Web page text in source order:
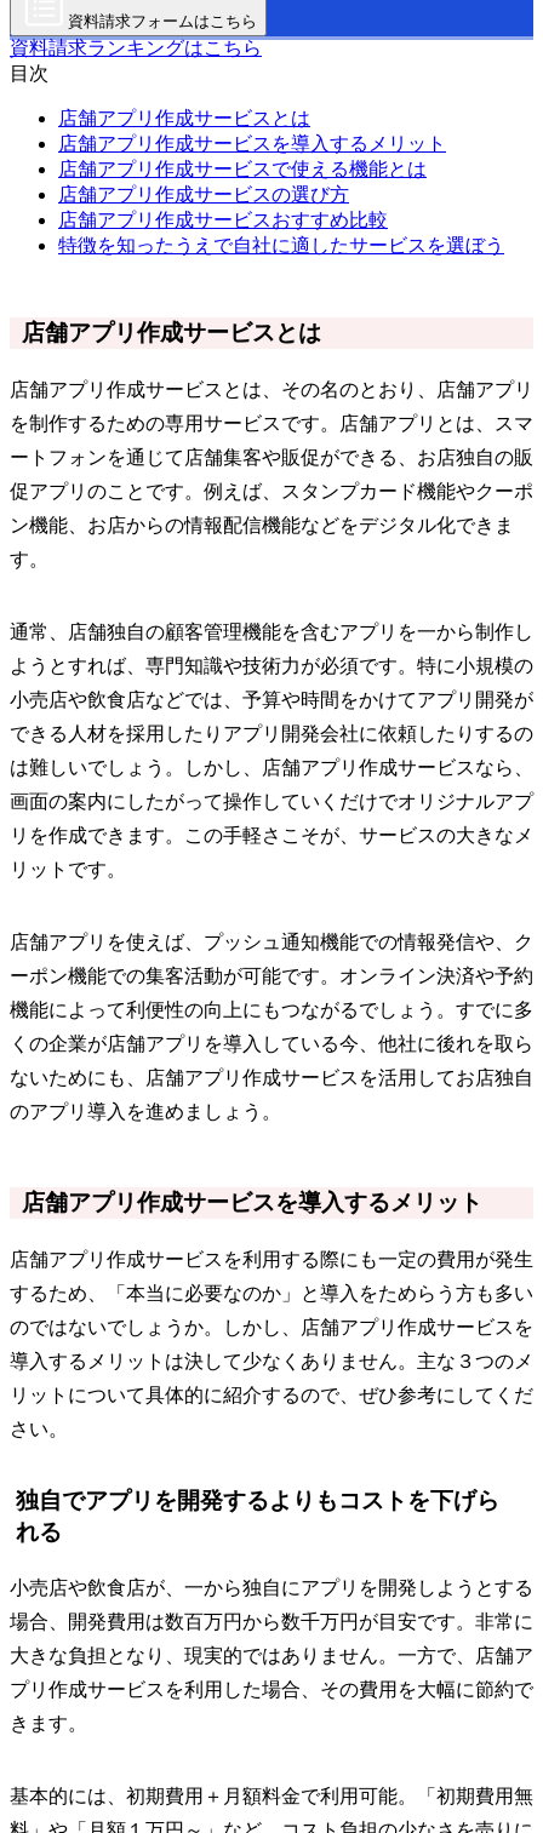
資料請求フォームはこちら
資料請求ランキングはこちら
目次
店舗アプリ作成サービスとは
店舗アプリ作成サービスを導入するメリット
店舗アプリ作成サービスで使える機能とは
店舗アプリ作成サービスの選び方
店舗アプリ作成サービスおすすめ比較
特徴を知ったうえで自社に適したサービスを選ぼう
店舗アプリ作成サービスとは
店舗アプリ作成サービスとは、その名のとおり、店舗アプリ
を制作するための専用サービスです。店舗アプリとは、スマ
ートフォンを通じて店舗集客や販促ができる、お店独自の販
促アプリのことです。例えば、スタンプカード機能やクーポ
ン機能、お店からの情報配信機能などをデジタル化できま
す。
通常、店舗独自の顧客管理機能を含むアプリを一から制作し
ようとすれば、専門知識や技術力が必須です。特に小規模の
小売店や飲食店などでは、予算や時間をかけてアプリ開発が
できる人材を採用したりアプリ開発会社に依頼したりするの
は難しいでしょう。しかし、店舗アプリ作成サービスなら、
画面の案内にしたがって操作していくだけでオリジナルアプ
リを作成できます。この手軽さこそが、サービスの大きなメ
リットです。
店舗アプリを使えば、プッシュ通知機能での情報発信や、ク
ーポン機能での集客活動が可能です。オンライン決済や予約
機能によって利便性の向上にもつながるでしょう。すでに多
くの企業が店舗アプリを導入している今、他社に後れを取ら
ないためにも、店舗アプリ作成サービスを活用してお店独自
のアプリ導入を進めましょう。
店舗アプリ作成サービスを導入するメリット
店舗アプリ作成サービスを利用する際にも一定の費用が発生
するため、「本当に必要なのか」と導入をためらう方も多い
のではないでしょうか。しかし、店舗アプリ作成サービスを
導入するメリットは決して少なくありません。主な３つのメ
リットについて具体的に紹介するので、ぜひ参考にしてくだ
さい。
独自でアプリを開発するよりもコストを下げら
れる
小売店や飲食店が、一から独自にアプリを開発しようとする
場合、開発費用は数百万円から数千万円が目安です。非常に
大きな負担となり、現実的ではありません。一方で、店舗ア
プリ作成サービスを利用した場合、その費用を大幅に節約で
きます。
基本的には、初期費用＋月額料金で利用可能。「初期費用無